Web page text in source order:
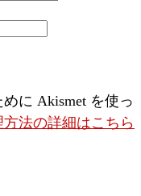
に Akismet を使っ
法の詳細はこちら